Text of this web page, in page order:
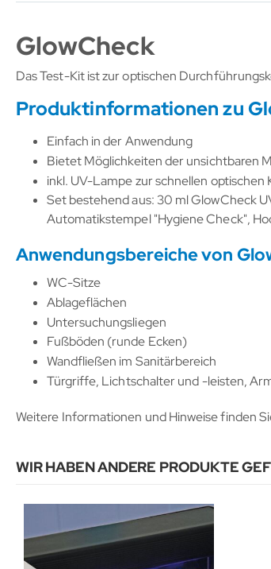
GlowCheck
Das Test-Kit ist zur optischen
Produktinformationen zu
Einfach in der Anwendung
Bietet Möglichkeiten der unsichtbaren
inkl. UV-Lampe zur schnellen optischen
Set bestehend aus: 30 ml GlowCheck
Automatikstempel "Hygiene Check",
Anwendungsbereiche von
WC-Sitze
Ablageflächen
Untersuchungsliegen
Fußböden (runde Ecken)
Wandfließen im Sanitärbereich
Türgriffe, Lichtschalter und -leisten,
Weitere Informationen und Hinweise finden
WIR HABEN ANDERE PRODUKTE